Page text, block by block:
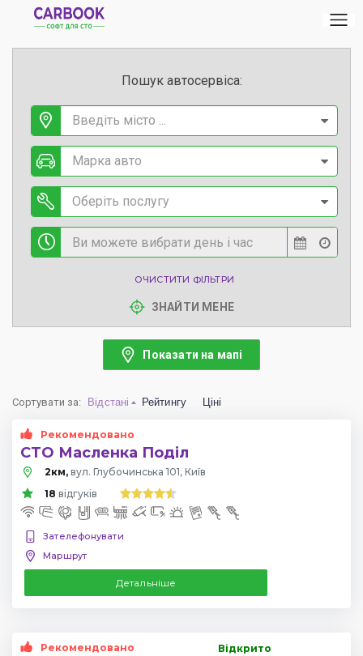
Пошук автосервіса:
Введіть місто ...
Марка авто
Оберіть послугу
ОЧИСТИТИ ФІЛЬТРИ
ЗНАЙТИ МЕНЕ
Показати на мапі
Сортувати за: Відстані Рейтингу Ціні
Рекомендовано
СТО Масленка Поділ
2км, вул. Глубочинська 101, Київ
18 відгуків
Зателефонувати
Маршрут
Детальніше
Рекомендовано Відкрито